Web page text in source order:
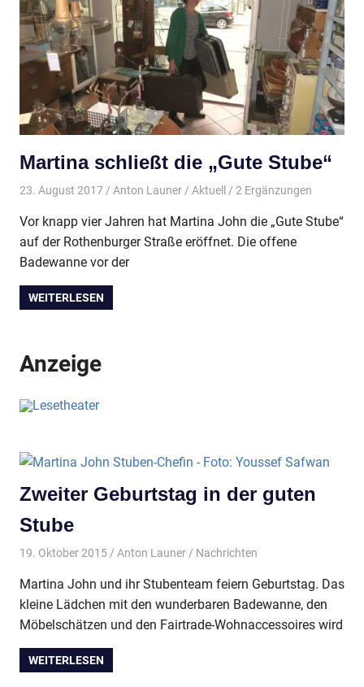
Martina schließt die „Gute Stube“
23. August 2017 Anton Launer Aktuell / 2 Ergänzungen
Vor knapp vier Jahren hat Martina John die „Gute Stube“
auf der Rothenburger Straße eröffnet. Die offene
Badewanne vor der
WEITERLESEN
Anzeige
Zweiter Geburtstag in der guten
Stube
19. Oktober 2015 Anton Launer Nachrichten
Martina John und ihr Stubenteam feiern Geburtstag. Das
kleine Lädchen mit den wunderbaren Badewanne, den
Möbelschätzen und den Fairtrade-Wohnaccessoires wird
WEITERLESEN